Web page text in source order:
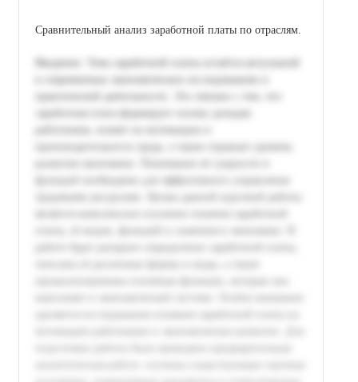
Сравнительный анализ заработной платы по отраслям.